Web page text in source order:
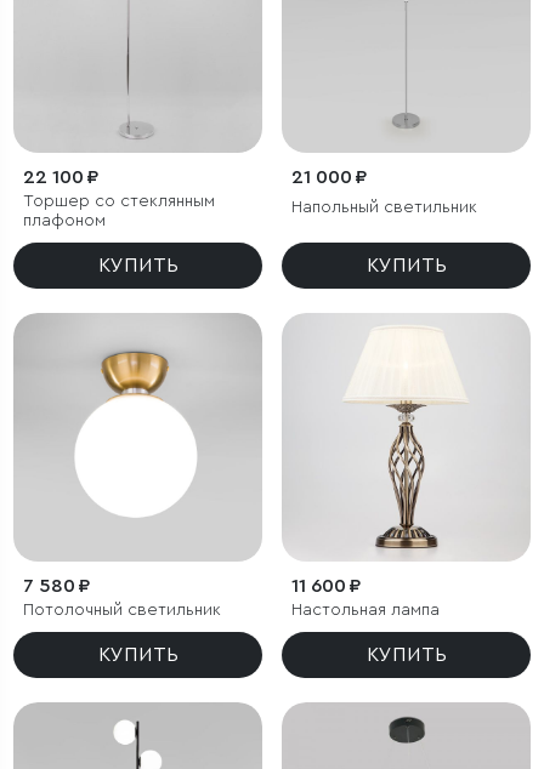
22 100 ₽
Торшер со стеклянным
плафоном
КУПИТЬ
21 000 ₽
Напольный светильник
КУПИТЬ
7 580 ₽
Потолочный светильник
КУПИТЬ
11 600 ₽
Настольная лампа
КУПИТЬ